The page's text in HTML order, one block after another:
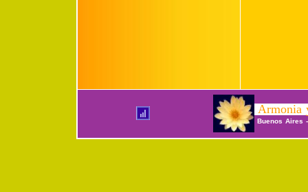
Armonia
Buenos Aires